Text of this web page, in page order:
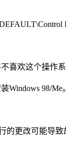
喜欢这个操作
Windows 98/Me。
的更改可能导